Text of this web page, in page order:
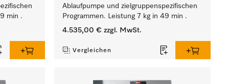
min .
Ablaufpumpe und zielgruppenspezifischen
Programmen. Leistung 7 kg in 49 min .
4.535,00 € zzgl. MwSt.
Vergleichen